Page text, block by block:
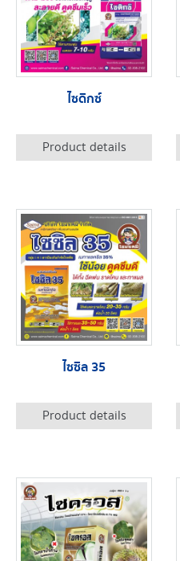
ไซดิกซ์
Product details
ไซซิล 35
Product details